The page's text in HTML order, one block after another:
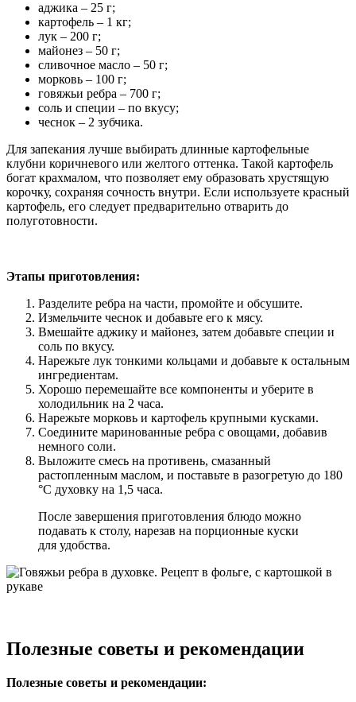
аджика – 25 г;
картофель – 1 кг;
лук – 200 г;
майонез – 50 г;
сливочное масло – 50 г;
морковь – 100 г;
говяжьи ребра – 700 г;
соль и специи – по вкусу;
чеснок – 2 зубчика.
Для запекания лучше выбирать длинные картофельные
клубни коричневого или желтого оттенка. Такой картофель
богат крахмалом, что позволяет ему образовать хрустящую
корочку, сохраняя сочность внутри. Если используете красный
картофель, его следует предварительно отварить до
полуготовности.
Этапы приготовления:
Разделите ребра на части, промойте и обсушите.
Измельчите чеснок и добавьте его к мясу.
Вмешайте аджику и майонез, затем добавьте специи и
соль по вкусу.
Нарежьте лук тонкими кольцами и добавьте к остальным
ингредиентам.
Хорошо перемешайте все компоненты и уберите в
холодильник на 2 часа.
Нарежьте морковь и картофель крупными кусками.
Соедините маринованные ребра с овощами, добавив
немного соли.
Выложите смесь на противень, смазанный
растопленным маслом, и поставьте в разогретую до 180
°C духовку на 1,5 часа.
После завершения приготовления блюдо можно
подавать к столу, нарезав на порционные куски
для удобства.
Полезные советы и рекомендации
Полезные советы и рекомендации: